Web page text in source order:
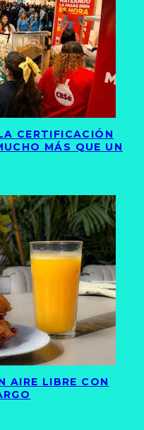
CERTIFICACIÓN
MÁS QUE UN
AIRE LIBRE CON